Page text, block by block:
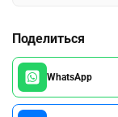
Поделиться
WhatsApp